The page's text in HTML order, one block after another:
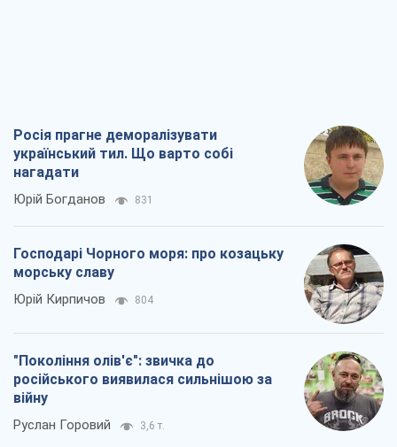
Росія прагне деморалізувати
український тил. Що варто собі
нагадати
Юрій Богданов 831
Господарі Чорного моря: про козацьку
морську славу
Юрій Кирпичов 804
"Покоління олів'є": звичка до
російського виявилася сильнішою за
війну
Руслан Горовий 3,6 т.